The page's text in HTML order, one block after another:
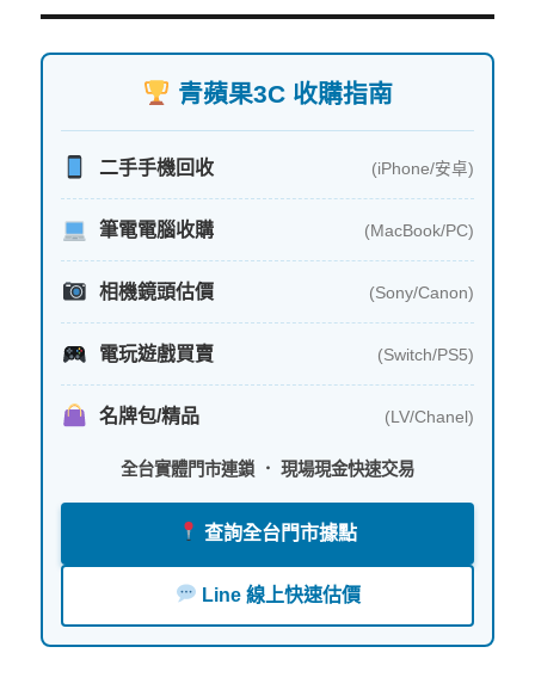
青蘋果3C 收購指南
二手手機回收 (iPhone/安卓)
筆電電腦收購 (MacBook/PC)
相機鏡頭估價 (Sony/Canon)
電玩遊戲買賣 (Switch/PS5)
名牌包/精品 (LV/Chanel)
全台實體門市連鎖 ． 現場現金快速交易
查詢全台門市據點
Line 線上快速估價